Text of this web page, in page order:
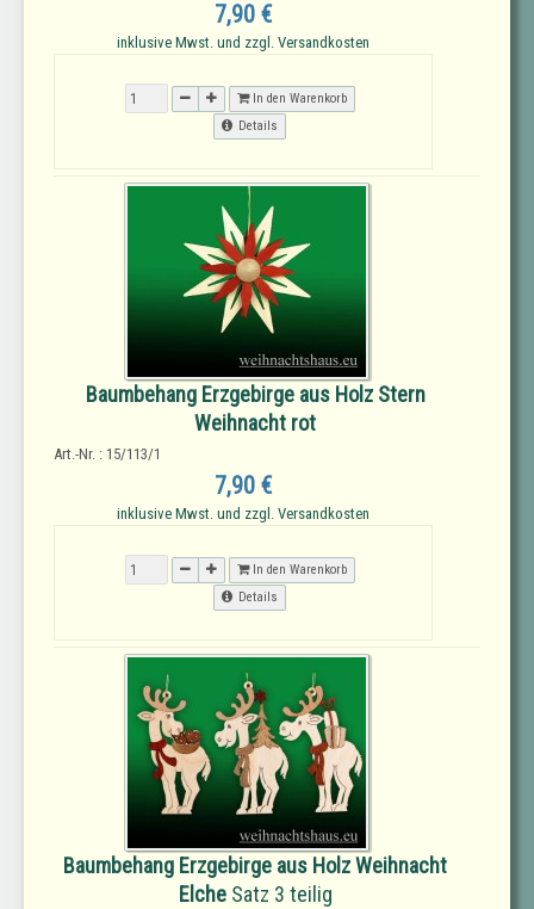
7,90 €
inklusive Mwst. und zzgl. Versandkosten
In den Warenkorb
Details
Baumbehang Erzgebirge aus Holz Stern
Weihnacht rot
Art.-Nr. : 15/113/1
7,90 €
inklusive Mwst. und zzgl. Versandkosten
In den Warenkorb
Details
Baumbehang Erzgebirge aus Holz Weihnacht
ElcheSatz 3 teilig